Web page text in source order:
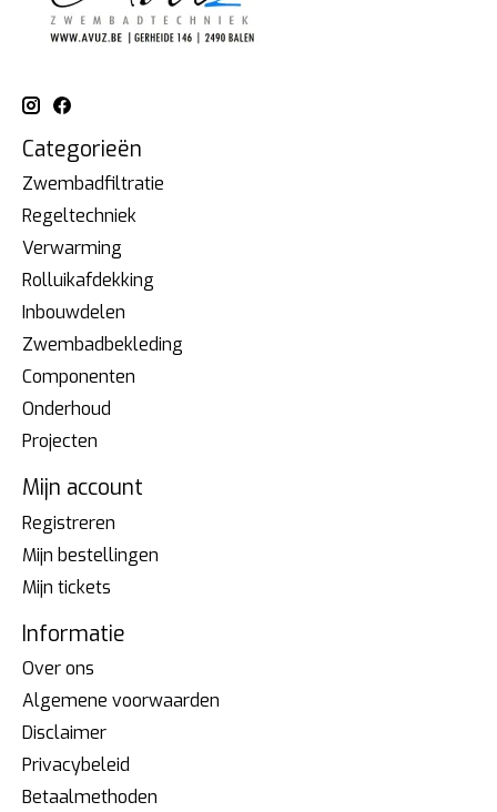
Categorieën
Zwembadfiltratie
Regeltechniek
Verwarming
Rolluikafdekking
Inbouwdelen
Zwembadbekleding
Componenten
Onderhoud
Projecten
Mijn account
Registreren
Mijn bestellingen
Mijn tickets
Informatie
Over ons
Algemene voorwaarden
Disclaimer
Privacybeleid
Betaalmethoden